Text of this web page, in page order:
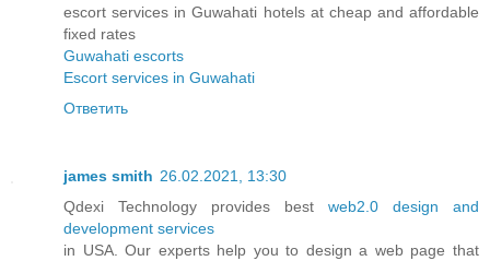
escort services in Guwahati hotels at cheap and affordable
fixed rates
Guwahati escorts
Escort services in Guwahati
Ответить
james smith 26.02.2021, 13:30
Qdexi Technology provides best web2.0 design and
development services
in USA. Our experts help you to design a web page that